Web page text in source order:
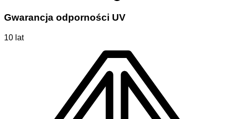
Gwarancja odporności UV
10 lat